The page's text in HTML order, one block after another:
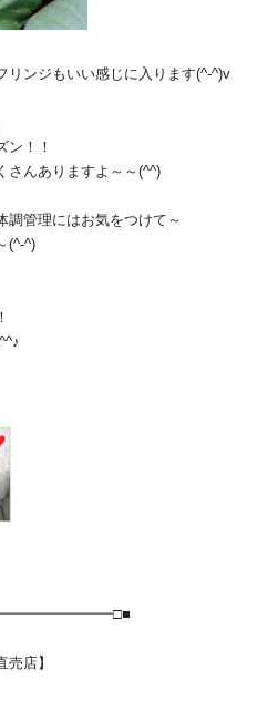
リンジもいい感じに入ります(^-^)v
ン！！
さんありますよ～～(^^)
調管理にはお気をつけて～
(^-^)
売店】